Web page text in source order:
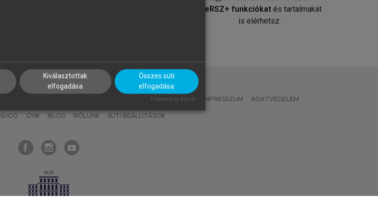
MeRSZ+ funkciókat és tartalmakat
is elérhetsz.
MI – ÁLTALÁNOS IRÁNYELVEK IMPRESSZUM ADATVÉDELEM
SÚGÓ GYIK BLOG RÓLUNK SÜTI BEÁLLÍTÁSOK
Kiválasztottak
elfogadása
Összes süti
elfogadása
Powered by Klaro!